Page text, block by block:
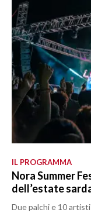
IL PROGRAMMA
Nora Summer
dell’estate
Due palchi e 10